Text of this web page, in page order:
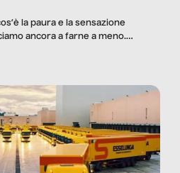
la paura e la sensazione
ancora a farne a meno.
da vicino si spera di dare un